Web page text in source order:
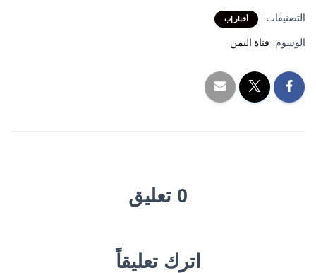
التصنيفات: أخبار إب
الوسوم: قناة اليمن
0 تعليق
اترك تعليقاً